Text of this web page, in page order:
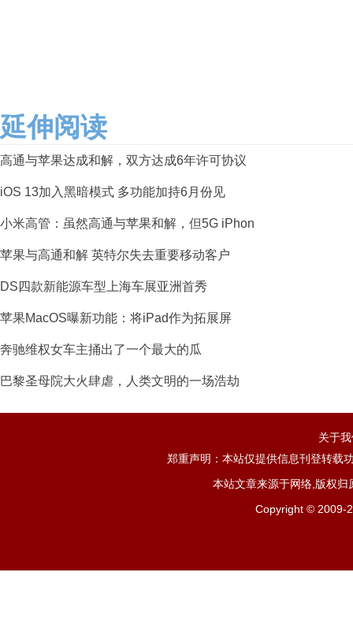
延伸阅读
高通与苹果达成和解，双方达成6年许可协议
iOS 13加入黑暗模式 多功能加持6月份见
小米高管：虽然高通与苹果和解，但5G iPhon
苹果与高通和解 英特尔失去重要移动客户
DS四款新能源车型上海车展亚洲首秀
苹果MacOS曝新功能：将iPad作为拓展屏
奔驰维权女车主捅出了一个最大的瓜
巴黎圣母院大火肆虐，人类文明的一场浩劫
关于
郑重声明：本站仅提供信息刊登转载
本站文章来源于网络,版权
Copyright © 2009-